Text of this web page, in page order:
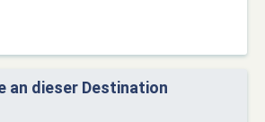
an dieser Destination